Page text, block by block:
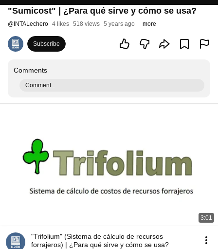
"Sumicost" | ¿Para qué sirve y cómo se usa?
@ INTALechero 4 likes 518 views 5 years ago more
Subscribe
Comments
Comment...
3:01
"Trifolium" (Sistema de cálculo de recursos
forrajeros) | ¿Para qué sirve y cómo se usa?